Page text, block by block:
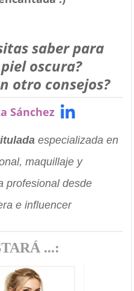
saber para
oscura?
otro consejos?
Sánchez
especializada en
maquillaje y
profesional desde
e influencer
...: